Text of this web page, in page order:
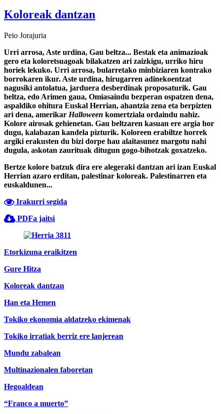
Koloreak dantzan
Peio Jorajuria
Urri arrosa, Aste urdina, Gau beltza... Bestak eta animazioak
gero eta koloretsuagoak bilakatzen ari zaizkigu, urriko hiru
horiek lekuko. Urri arrosa, bularretako minbiziaren kontrako
borrokaren ikur. Aste urdina, hirugarren adinekoentzat
nagusiki antolatua, jarduera desberdinak proposaturik. Gau
beltza, edo Arimen gaua, Omiasaindu bezperan ospatzen dena,
aspaldiko ohitura Euskal Herrian, ahantzia zena eta berpizten
ari dena, amerikar Halloween komertziala ordaindu nahiz.
Kolore airosak gehienetan. Gau beltzaren kasuan ere argia hor
dugu, kalabazan kandela pizturik. Koloreen erabiltze horrek
argiki erakusten du bizi dorpe hau alaitasunez margotu nahi
dugula, askotan zaurituak ditugun gogo-bihotzak goxatzeko.
Bertze kolore batzuk dira ere alegeraki dantzan ari izan Euskal
Herrian azaro erditan, palestinar koloreak. Palestinarren eta
euskaldunen...
Irakurri segida
PDFa jaitsi
Etorkizuna eraikitzen
Gure Hitza
Koloreak dantzan
Han eta Hemen
Tokiko ekonomia aldatzeko ekimenak
Tokiko irratiak berriz ere lanjerean
Mundu zabalean
Multinazionalen faboretan
Hegoaldean
“Franco a muerto”